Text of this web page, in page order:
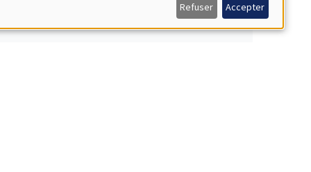
Refuser Accepter